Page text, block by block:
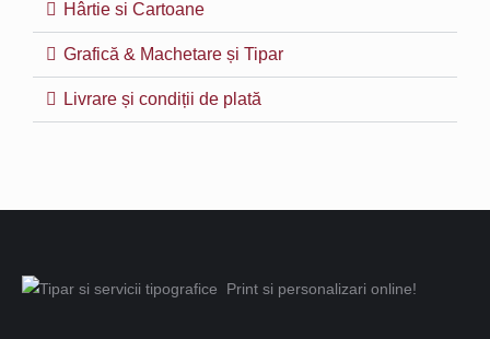
Hârtie si Cartoane
Grafică & Machetare și Tipar
Livrare și condiții de plată